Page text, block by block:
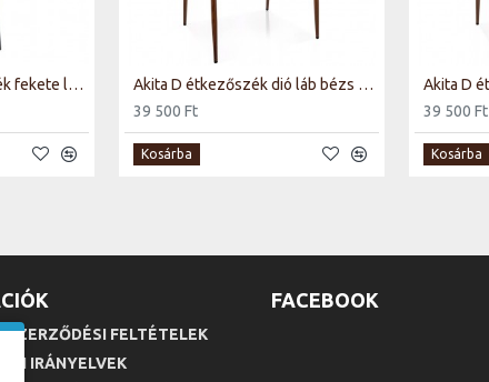
Agat Velvet étkező szék fekete láb/ szürke Bluvel 14
Akita D étkezőszék dió láb bézs Tap. 253
39 500 Ft
Kosárba
39 500 Ft
Kosárba
SZERZŐDÉSI FELTÉTELEK
IRÁNYELVEK
FACEBOOK